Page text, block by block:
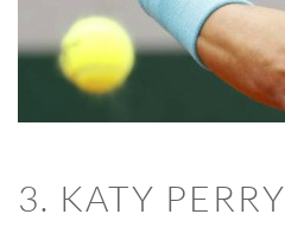
3. KATY PERRY